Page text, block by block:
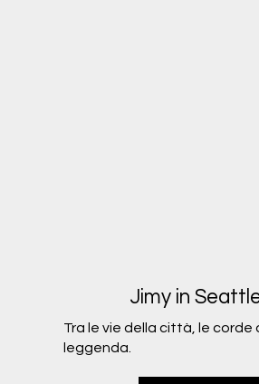
Jimy in
Tra le vie della città, le corde
leggenda.